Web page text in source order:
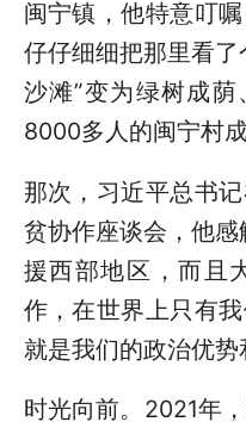
闽宁镇，他特意叮
仔仔细细把那里看
沙滩”变为绿树成荫
8000多人的闽宁村
那次，习近平总书
贫协作座谈会，他
援西部地区，而且
作，在世界上只有
就是我们的政治优势
时光向前。2021年